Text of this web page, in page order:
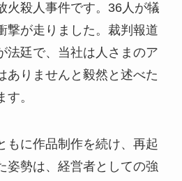
火殺人事件です。36人が犠
撃が走りました。裁判報道
法廷で、当社は人さまのア
ありませんと毅然と述べた
。
もに作品制作を続け、再起
姿勢は、経営者としての強